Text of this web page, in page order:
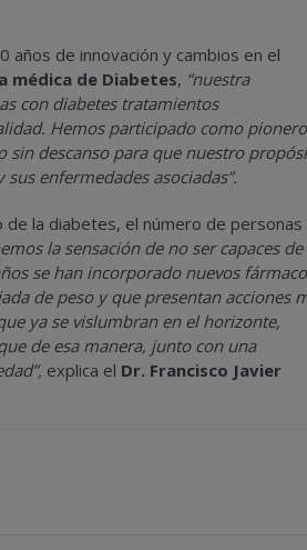
de innovación y cambios en el
médica de Diabetes, “nuestra
con diabetes tratamientos
Hemos participado como
sin descanso para que nuestro
enfermedades asociadas”.
la diabetes, el número de personas
la sensación de no ser capaces de
se han incorporado nuevos
de peso y que presentan acciones
ya se vislumbran en el horizonte,
de esa manera, junto con una
explica el Dr. Francisco Javier